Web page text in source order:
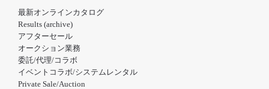
最新オンラインカタログ
Results (archive)
アフターセール
オークション業務
委託/代理/コラボ
イベントコラボ/システムレンタル
Private Sale/Auction